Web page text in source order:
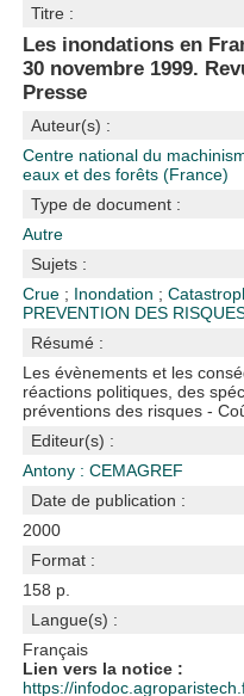
Titre :
Les inondations en
30 novembre 1999.
Presse
Auteur(s) :
Centre national du
eaux et des forêts (France)
Type de document :
Autre
Sujets :
Crue ; Inondation ;
PREVENTION DES
Résumé :
Les évènements et les
réactions politiques, des
préventions des risques -
Editeur(s) :
Antony : CEMAGREF
Date de publication :
2000
Format :
158 p.
Langue(s) :
Français
Lien vers la notice :
https://